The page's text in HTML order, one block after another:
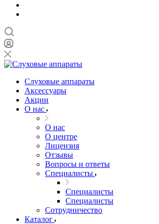
Слуховые аппараты
Аксессуары
Акции
О нас
О нас
О центре
Лицензия
Отзывы
Вопросы и ответы
Специалисты
Специалисты
Специалисты
Сотрудничество
Каталог